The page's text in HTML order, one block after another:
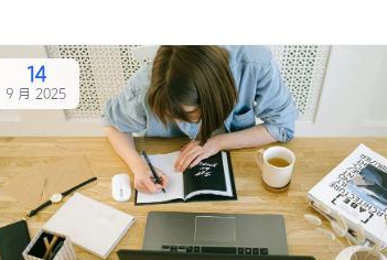
14
9 月 2025